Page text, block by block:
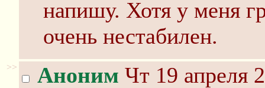
напишу. Хотя у меня
очень нестабилен.
>> Аноним Чт 19 апреля